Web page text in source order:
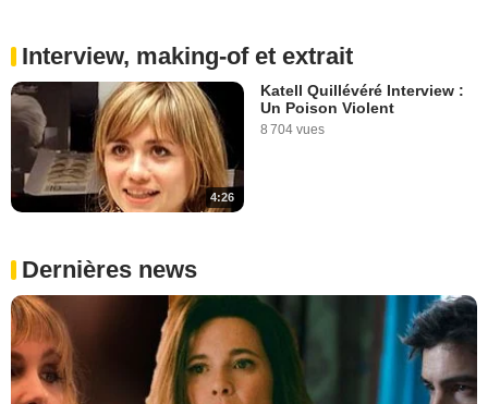
Interview, making-of et extrait
4:26
Katell Quillévéré Interview :
Un Poison Violent
8 704 vues
Dernières news